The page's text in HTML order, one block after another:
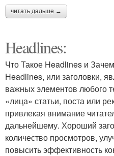
читать дальше →
Headlines:
Что Такое Headlines и
Headlines, или заголовки,
важных элементов любого
«лица» статьи, поста или
привлекая внимание
дальнейшему. Хороший
количество просмотров,
повысить эффективность